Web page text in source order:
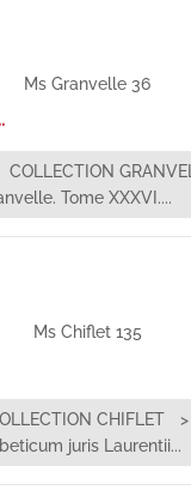
Ms Granvelle 36
COLLECTION
Tome XXXVI....
Ms Chiflet 135
CHIFLET
juris Laurentii...